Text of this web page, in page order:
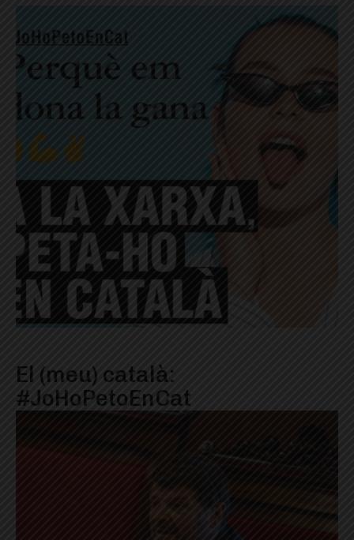
El (meu) català:
#JoHoPetoEnCat